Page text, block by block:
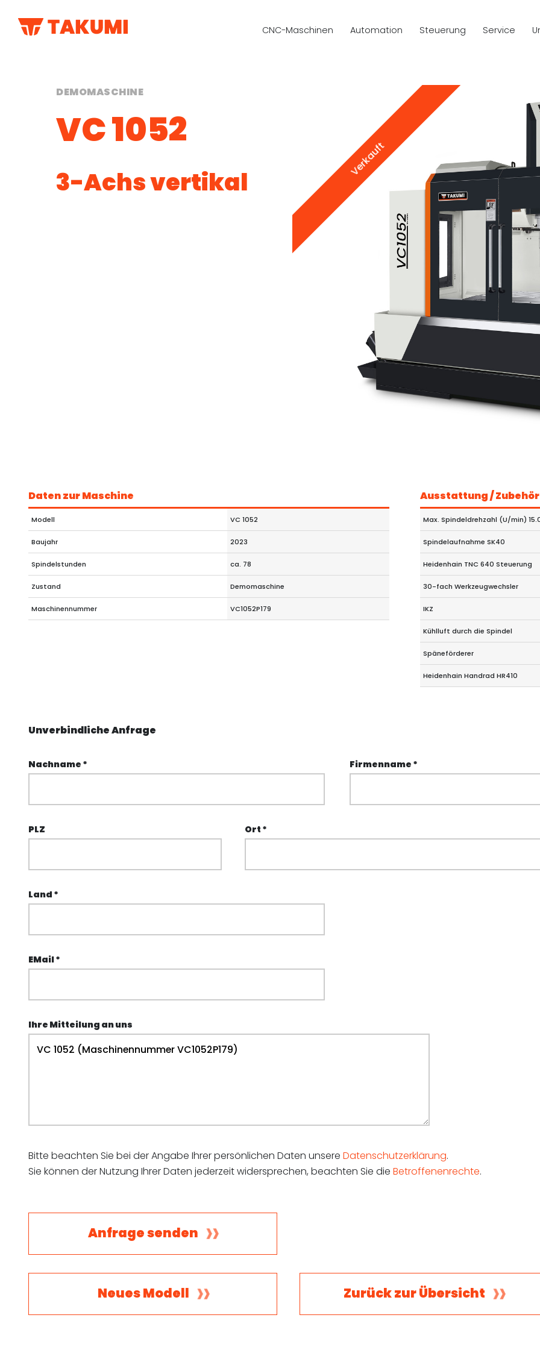
CNC-Maschinen Automation Steuerung Service
DEMOMASCHINE
VC 1052
3-Achs vertikal
Verkauft
Daten zur Maschine
Modell VC 1052
Baujahr 2023
Spindelstunden ca. 78
Zustand Demomaschine
Maschinennummer VC1052P179
Ausstattung / Zubehör
Max. Spindeldrehzahl (U/min)
Spindelaufnahme SK40
Heidenhain TNC 640 Steuerung
30-fach Werkzeugwechsler
IKZ
Kühlluft durch die Spindel
Späneförderer
Heidenhain Handrad HR410
Unverbindliche Anfrage
Nachname * Firmenname *
PLZ Ort *
Land *
EMail *
Ihre Mitteilung an uns
Bitte beachten Sie bei der Angabe Ihrer persönlichen Daten unsereDatenschutzerklärung.
Sie können der Nutzung Ihrer Daten jederzeit widersprechen, beachten Sie dieBetroffenenrechte.
Anfrage senden
Neues Modell Zurück zur Übersicht